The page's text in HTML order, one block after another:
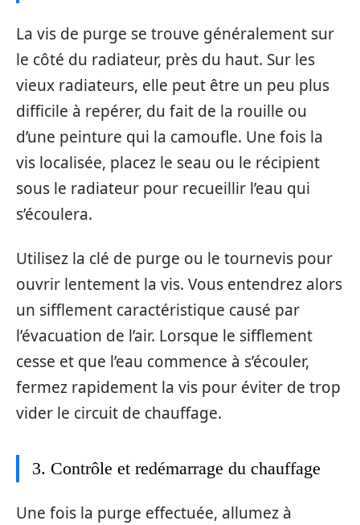
La vis de purge se trouve généralement sur
le côté du radiateur, près du haut. Sur les
vieux radiateurs, elle peut être un peu plus
difficile à repérer, du fait de la rouille ou
d’une peinture qui la camoufle. Une fois la
vis localisée, placez le seau ou le récipient
sous le radiateur pour recueillir l’eau qui
s’écoulera.
Utilisez la clé de purge ou le tournevis pour
ouvrir lentement la vis. Vous entendrez alors
un sifflement caractéristique causé par
l’évacuation de l’air. Lorsque le sifflement
cesse et que l’eau commence à s’écouler,
fermez rapidement la vis pour éviter de trop
vider le circuit de chauffage.
3. Contrôle et redémarrage du chauffage
Une fois la purge effectuée, allumez à